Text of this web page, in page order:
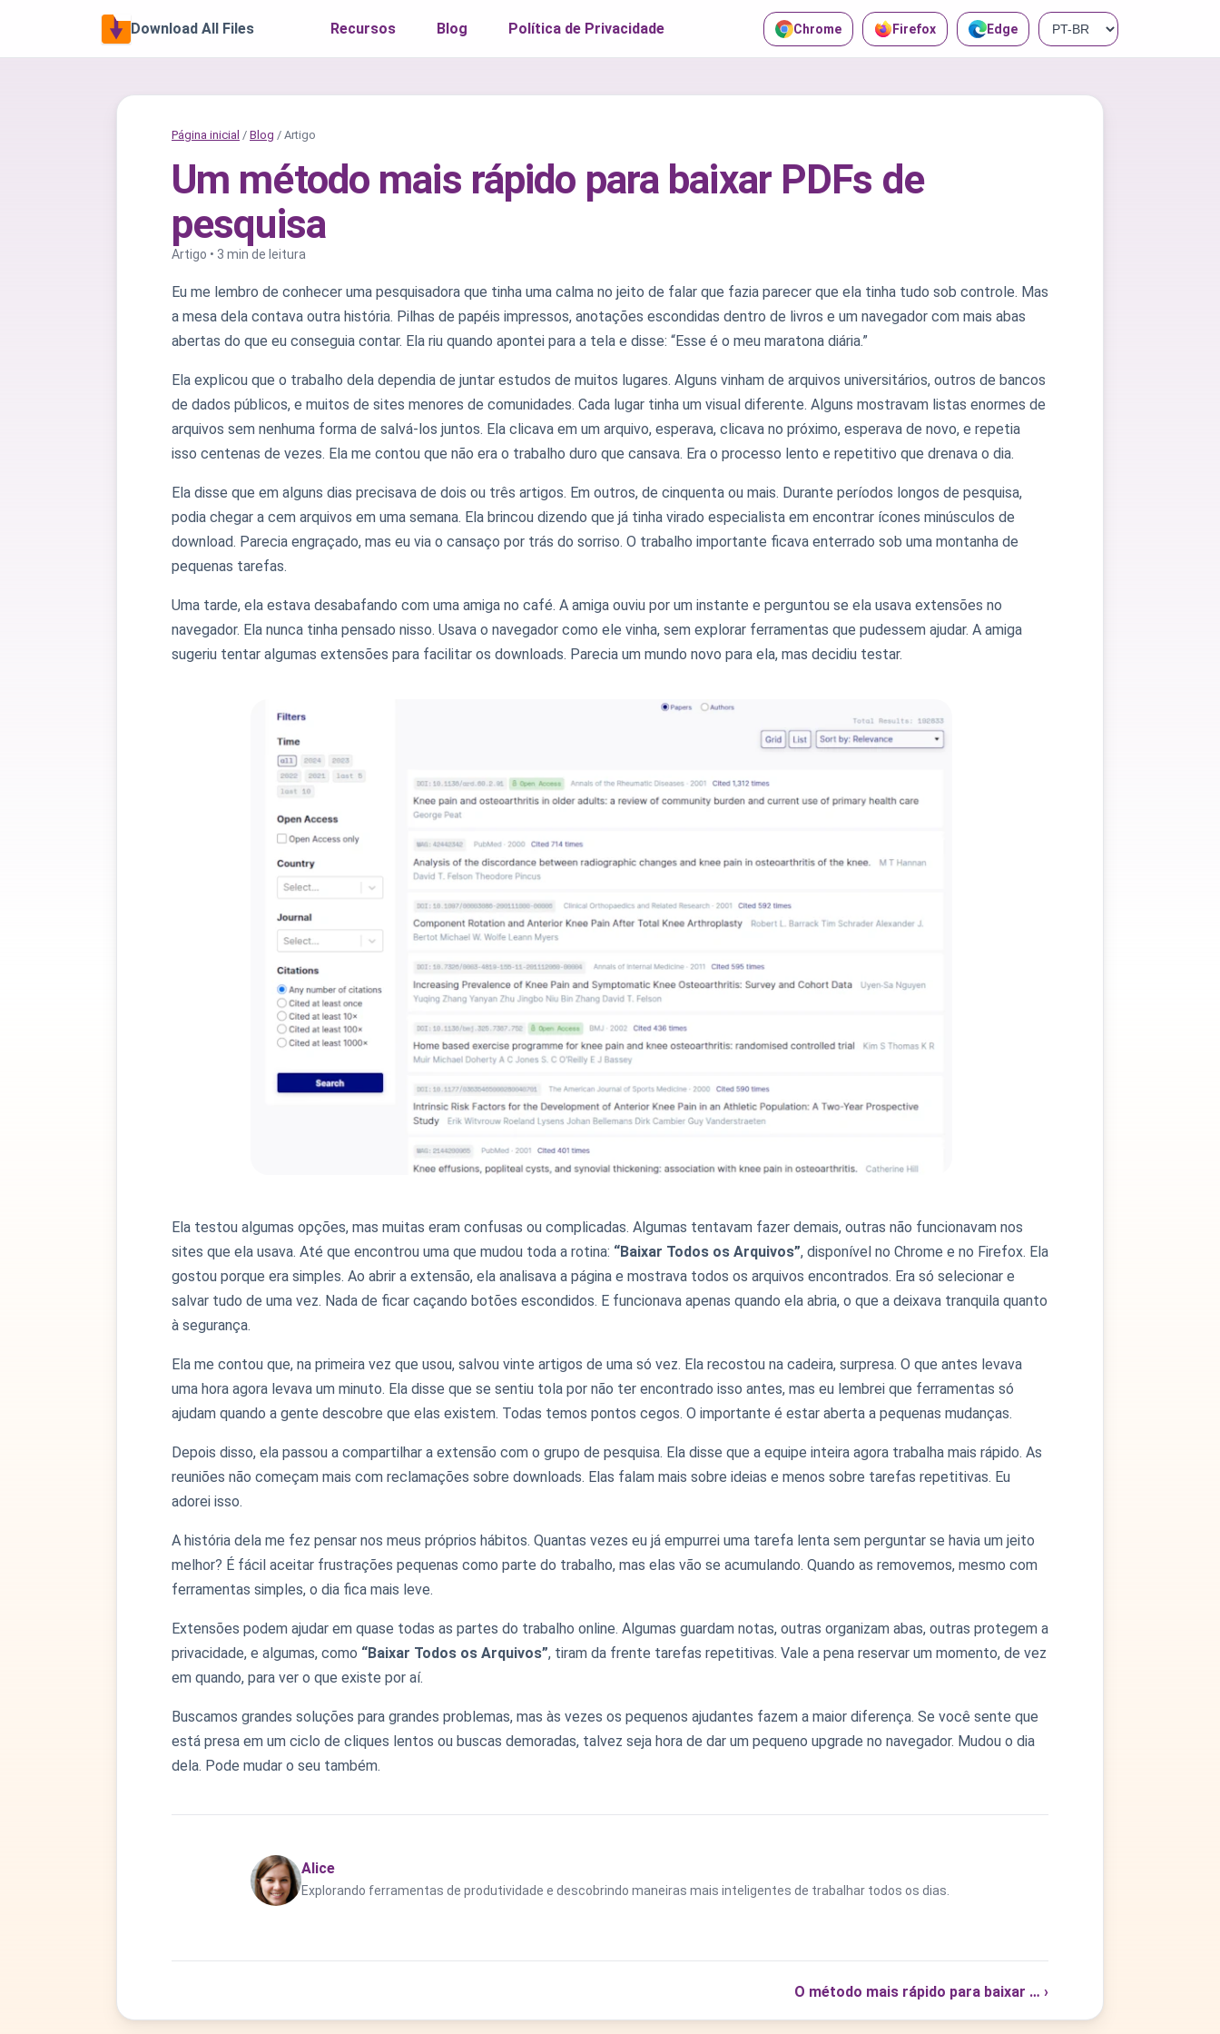
Download All Files Recursos Blog Política de Privacidade Chrome Firefox Edge
Página inicial / Blog / Artigo
Um método mais rápido para baixar PDFs de
pesquisa
Artigo • 3 min de leitura
Eu me lembro de conhecer uma pesquisadora que tinha uma calma no jeito de falar que fazia parecer que ela tinha tudo sob controle. Mas
a mesa dela contava outra história. Pilhas de papéis impressos, anotações escondidas dentro de livros e um navegador com mais abas
abertas do que eu conseguia contar. Ela riu quando apontei para a tela e disse: “Esse é o meu maratona diária.”
Ela explicou que o trabalho dela dependia de juntar estudos de muitos lugares. Alguns vinham de arquivos universitários, outros de bancos
de dados públicos, e muitos de sites menores de comunidades. Cada lugar tinha um visual diferente. Alguns mostravam listas enormes de
arquivos sem nenhuma forma de salvá-los juntos. Ela clicava em um arquivo, esperava, clicava no próximo, esperava de novo, e repetia
isso centenas de vezes. Ela me contou que não era o trabalho duro que cansava. Era o processo lento e repetitivo que drenava o dia.
Ela disse que em alguns dias precisava de dois ou três artigos. Em outros, de cinquenta ou mais. Durante períodos longos de pesquisa,
podia chegar a cem arquivos em uma semana. Ela brincou dizendo que já tinha virado especialista em encontrar ícones minúsculos de
download. Parecia engraçado, mas eu via o cansaço por trás do sorriso. O trabalho importante ficava enterrado sob uma montanha de
pequenas tarefas.
Uma tarde, ela estava desabafando com uma amiga no café. A amiga ouviu por um instante e perguntou se ela usava extensões no
navegador. Ela nunca tinha pensado nisso. Usava o navegador como ele vinha, sem explorar ferramentas que pudessem ajudar. A amiga
sugeriu tentar algumas extensões para facilitar os downloads. Parecia um mundo novo para ela, mas decidiu testar.
Ela testou algumas opções, mas muitas eram confusas ou complicadas. Algumas tentavam fazer demais, outras não funcionavam nos
sites que ela usava. Até que encontrou uma que mudou toda a rotina: “Baixar Todos os Arquivos”, disponível no Chrome e no Firefox. Ela
gostou porque era simples. Ao abrir a extensão, ela analisava a página e mostrava todos os arquivos encontrados. Era só selecionar e
salvar tudo de uma vez. Nada de ficar caçando botões escondidos. E funcionava apenas quando ela abria, o que a deixava tranquila quanto
à segurança.
Ela me contou que, na primeira vez que usou, salvou vinte artigos de uma só vez. Ela recostou na cadeira, surpresa. O que antes levava
uma hora agora levava um minuto. Ela disse que se sentiu tola por não ter encontrado isso antes, mas eu lembrei que ferramentas só
ajudam quando a gente descobre que elas existem. Todas temos pontos cegos. O importante é estar aberta a pequenas mudanças.
Depois disso, ela passou a compartilhar a extensão com o grupo de pesquisa. Ela disse que a equipe inteira agora trabalha mais rápido. As
reuniões não começam mais com reclamações sobre downloads. Elas falam mais sobre ideias e menos sobre tarefas repetitivas. Eu
adorei isso.
A história dela me fez pensar nos meus próprios hábitos. Quantas vezes eu já empurrei uma tarefa lenta sem perguntar se havia um jeito
melhor? É fácil aceitar frustrações pequenas como parte do trabalho, mas elas vão se acumulando. Quando as removemos, mesmo com
ferramentas simples, o dia fica mais leve.
Extensões podem ajudar em quase todas as partes do trabalho online. Algumas guardam notas, outras organizam abas, outras protegem a
privacidade, e algumas, como “Baixar Todos os Arquivos”, tiram da frente tarefas repetitivas. Vale a pena reservar um momento, de vez
em quando, para ver o que existe por aí.
Buscamos grandes soluções para grandes problemas, mas às vezes os pequenos ajudantes fazem a maior diferença. Se você sente que
está presa em um ciclo de cliques lentos ou buscas demoradas, talvez seja hora de dar um pequeno upgrade no navegador. Mudou o dia
dela. Pode mudar o seu também.
Alice
Explorando ferramentas de produtividade e descobrindo maneiras mais inteligentes de trabalhar todos os dias.
O método mais rápido para baixar … ›